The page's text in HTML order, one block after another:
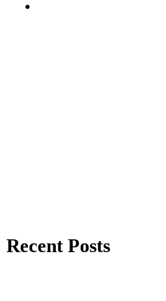
Recent Posts